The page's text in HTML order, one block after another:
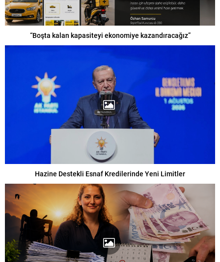
“Boşta kalan kapasiteyi ekonomiye kazandıracağız”
Hazine Destekli Esnaf Kredilerinde Yeni Limitler